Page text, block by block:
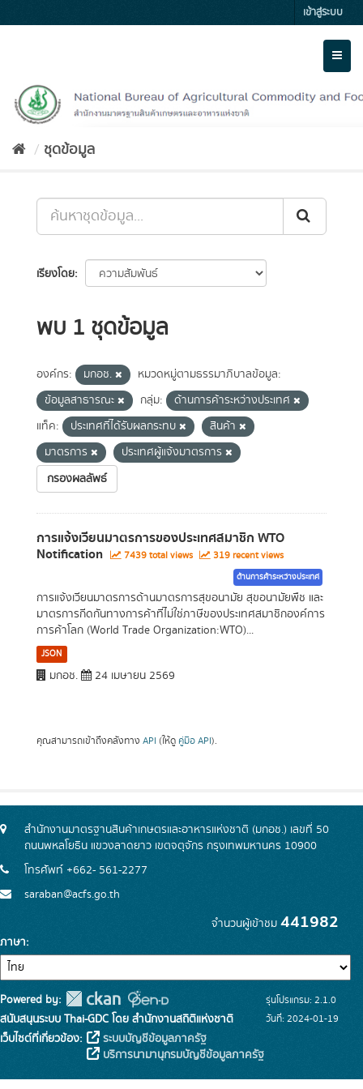
to
เข้าสู่ระบบ
ชุดข้อมูล
เรียงโดย
พบ 1 ชุดข้อมูล
องค์กร: มกอช.
หมวดหมู่ตามธรรมาภิบาลข้อมูล:
ข้อมูลสาธารณะ
กลุ่ม:
ด้านการค้าระหว่างประเทศ
แท็ค:
ประเทศที่ได้รับผลกระทบ
สินค้า
มาตรการ
ประเทศผู้แจ้งมาตรการ
กรองผลลัพธ์
การแจ้งเวียนมาตรการของประเทศสมาชิก WTO
Notification 7439 total views 319 recent views
ด้านการค้าระหว่างประเทศ
การแจ้งเวียนมาตรการด้านมาตรการสุขอนามัย สุขอนามัยพืช และ
มาตรการกีดกันทางการค้าที่ไม่ใช่ภาษีของประเทศสมาชิกองค์การ
การค้าโลก (World Trade Organization:WTO)...
JSON
มกอช. 24 เมษายน 2569
คุณสามารถเข้าถึงคลังทาง API (ให้ดู คู่มือ API).
สำนักงานมาตรฐานสินค้าเกษตรและอาหารแห่งชาติ (มกอช.) เลขที่ 50
ถนนพหลโยธิน แขวงลาดยาว เขตจตุจักร กรุงเทพมหานคร 10900
โทรศัพท์ +662- 561-2277
saraban@acfs.go.th
จำนวนผู้เข้าชม 441982
ภาษา
Powered by:
สนับสนุนระบบ Thai-GDC โดย สำนักงานสถิติแห่งชาติ
เว็บไซต์ที่เกี่ยวข้อง:
ระบบบัญชีข้อมูลภาครัฐ
บริการนามานุกรมบัญชีข้อมูลภาครัฐ
รุ่นโปรแกรม: 2.1.0
วันที่: 2024-01-19